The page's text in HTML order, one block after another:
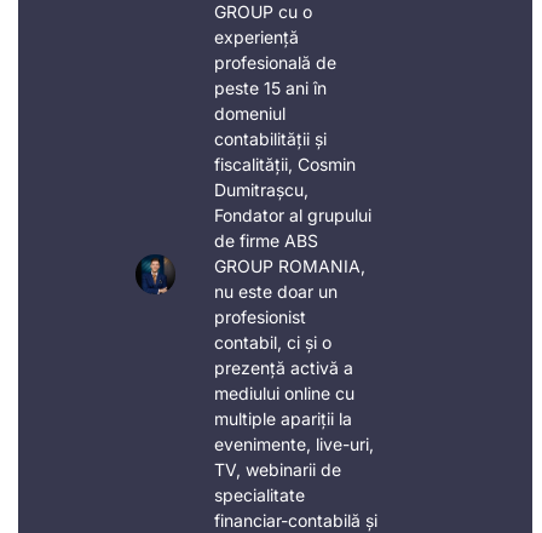
GROUP cu o
experiență
profesională de
peste 15 ani în
domeniul
contabilității și
fiscalității, Cosmin
Dumitrașcu,
Fondator al grupului
de firme ABS
GROUP ROMANIA,
nu este doar un
profesionist
contabil, ci și o
prezență activă a
mediului online cu
multiple apariții la
evenimente, live-uri,
TV, webinarii de
specialitate
financiar-contabilă și